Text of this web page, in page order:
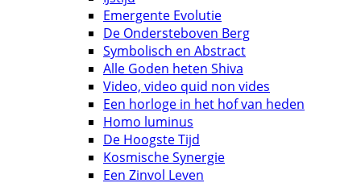
Emergente Evolutie
De Ondersteboven Berg
Symbolisch en Abstract
Alle Goden heten Shiva
Video, video quid non vides
Een horloge in het hof van heden
Homo luminus
De Hoogste Tijd
Kosmische Synergie
Een Zinvol Leven